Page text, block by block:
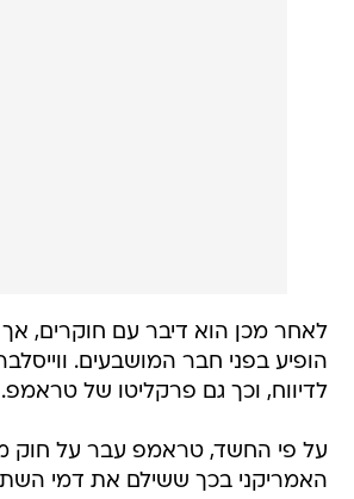
לאחר מכן הוא דיבר עם חוקרים,
הופיע בפני חבר המושבעים.
לדיווח, וכך גם פרקליטו של טראמפ.
על פי החשד, טראמפ עבר על חוק
האמריקני בכך ששילם את דמי